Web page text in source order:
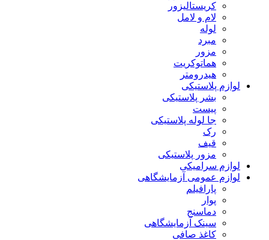
کریستالیزور
لام و لامل
لوله
مبرد
مزور
هماتوکریت
هیدرومتر
لوازم پلاستیکی
بشر پلاستیکی
پیست
جا لوله پلاستیکی
رک
قیف
مزور پلاستیکی
لوازم سرامیکی
لوازم عمومی آزمایشگاهی
پارافیلم
پوار
دماسنج
سینک آزمایشگاهی
کاغذ صافی